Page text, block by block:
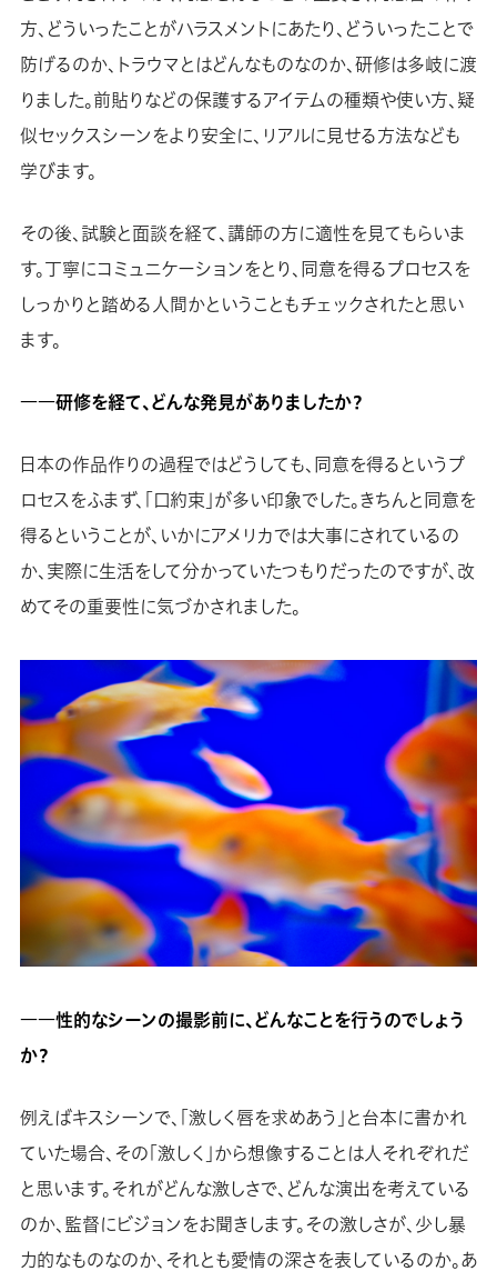
方、どういったことがハラスメントにあたり、どういったことで
防げるのか、トラウマとはどんなものなのか、研修は多岐に渡
りました。前貼りなどの保護するアイテムの種類や使い方、疑
似セックスシーンをより安全に、リアルに見せる方法なども
学びます。
その後、試験と面談を経て、講師の方に適性を見てもらいま
す。丁寧にコミュニケーションをとり、同意を得るプロセスを
しっかりと踏める人間かということもチェックされたと思い
ます。
――研修を経て、どんな発見がありましたか？
日本の作品作りの過程ではどうしても、同意を得るというプ
ロセスをふまず、「口約束」が多い印象でした。きちんと同意を
得るということが、いかにアメリカでは大事にされているの
か、実際に生活をして分かっていたつもりだったのですが、改
めてその重要性に気づかされました。
――性的なシーンの撮影前に、どんなことを行うのでしょう
か？
例えばキスシーンで、「激しく唇を求めあう」と台本に書かれ
ていた場合、その「激しく」から想像することは人それぞれだ
と思います。それがどんな激しさで、どんな演出を考えている
のか、監督にビジョンをお聞きします。その激しさが、少し暴
力的なものなのか、それとも愛情の深さを表しているのか。あ